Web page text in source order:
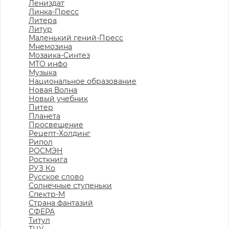
Лениздат
Линка-Пресс
Литера
Литур
Маленький гений-Пресс
Мнемозина
Мозаика-Синтез
МТО инфо
Музыка
Национальное образование
Новая Волна
Новый учебник
Питер
Планета
Просвещение
Рецепт-Холдинг
Рипол
РОСМЭН
Росткнига
РУЗ Ко
Русское слово
Солнечные ступеньки
Спектр-М
Страна фантазий
СФЕРА
Титул